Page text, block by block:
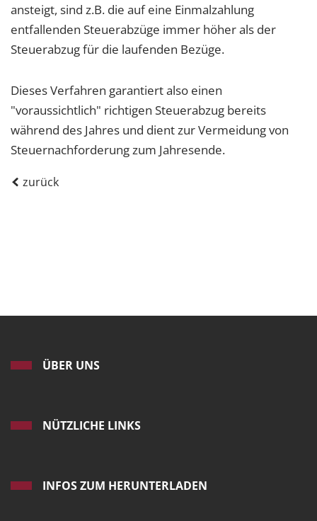
ansteigt, sind z.B. die auf eine Einmalzahlung
entfallenden Steuerabzüge immer höher als der
Steuerabzug für die laufenden Bezüge.
Dieses Verfahren garantiert also einen
"voraussichtlich" richtigen Steuerabzug bereits
während des Jahres und dient zur Vermeidung von
Steuernachforderung zum Jahresende.
zurück
ÜBER UNS
NÜTZLICHE LINKS
INFOS ZUM HERUNTERLADEN